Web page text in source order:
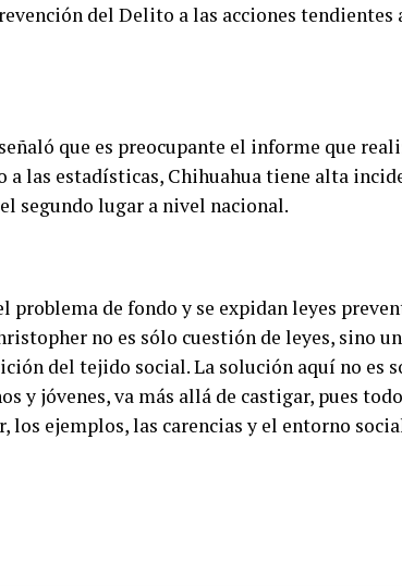
del Delito a las acciones
que es preocupante el informe que
a las estadísticas, Chihuahua tiene alta
segundo lugar a nivel nacional.
problema de fondo y se expidan leyes
no es sólo cuestión de leyes, sino
del tejido social. La solución aquí no es
y jóvenes, va más allá de castigar, pues
los ejemplos, las carencias y el entorno